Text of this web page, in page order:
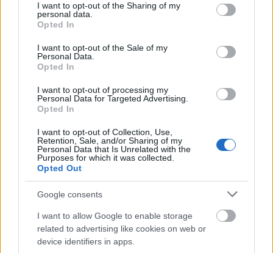
not limited to your visit or usage behaviour. You may click to
grant or deny consent to Google and its third-party tags to
use your data for below specified purposes in below Google
consent section.
I want to opt-out of the Sharing of my
personal data.
Opted In
I want to opt-out of the Sale of my
Personal Data.
Opted In
I want to opt-out of processing my
Personal Data for Targeted Advertising.
Opted In
I want to opt-out of Collection, Use,
Retention, Sale, and/or Sharing of my
Personal Data that Is Unrelated with the
Purposes for which it was collected.
Opted Out
Google consents
I want to allow Google to enable storage
related to advertising like cookies on web or
device identifiers in apps.
@Photo credits:INTIME
Διάβασε όλα τατελευταία νέατης αθλητικής
επικαιρότητας. Μάθε για όλους τουςlive αγώνες σήμερα
και δες τιςαθλητικές μεταδόσεις
εβδομάδας μέσα από το υπερπλήρες Πρόγραμμα TV του
Gazzetta. Ακολούθησέ μας και στο